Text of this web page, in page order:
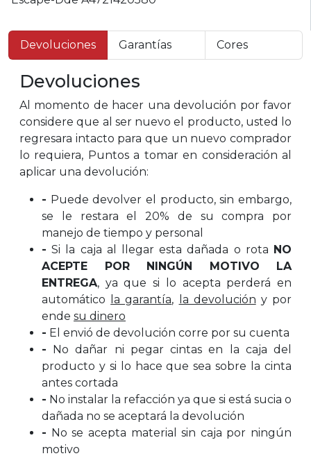
Devoluciones Garantías Cores
Devoluciones
Al momento de hacer una devolución por favor
considere que al ser nuevo el producto, usted lo
regresara intacto para que un nuevo comprador
lo requiera, Puntos a tomar en consideración al
aplicar una devolución:
- Puede devolver el producto, sin embargo,
se le restara el 20% de su compra por
manejo de tiempo y personal
- Si la caja al llegar esta dañada o rota NO
ACEPTE POR NINGÚN MOTIVO LA
ENTREGA, ya que si lo acepta perderá en
automático
la garantía, la devolución y por
ende su dinero
- El envió de devolución corre por su cuenta
- No dañar ni pegar cintas en la caja del
producto y si lo hace que sea sobre la cinta
antes cortada
- No instalar la refacción ya que si está sucia o
dañada no se aceptará la devolución
- No se acepta material sin caja por ningún
motivo